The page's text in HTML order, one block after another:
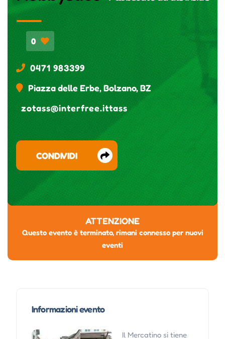
0
0471 983399
Piazza delle Erbe, Bolzano, BZ
zotass@interfree.ittass
CONDIVIDI
ATTENZIONE
Questo evento è terminato, rimani connesso per nuovi
eventi
Informazioni evento
Il Mercatino si tiene